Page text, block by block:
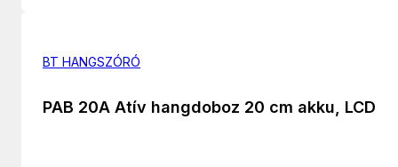
BT HANGSZÓRÓ
PAB 20A Atív hangdoboz 20 cm akku, LCD